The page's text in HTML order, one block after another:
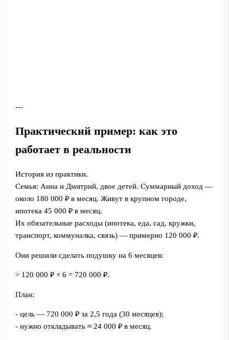
---
Практический пример: как это
работает в реальности
История из практики.
Семья: Анна и Дмитрий, двое детей. Суммарный доход —
около 180 000 ₽ в месяц. Живут в крупном городе,
ипотека 45 000 ₽ в месяц.
Их обязательные расходы (ипотека, еда, сад, кружки,
транспорт, коммуналка, связь) — примерно 120 000 ₽.
Они решили сделать подушку на 6 месяцев:
> 120 000 ₽ × 6 = 720 000 ₽.
План:
- цель — 720 000 ₽ за 2,5 года (30 месяцев);
- нужно откладывать ≈ 24 000 ₽ в месяц.